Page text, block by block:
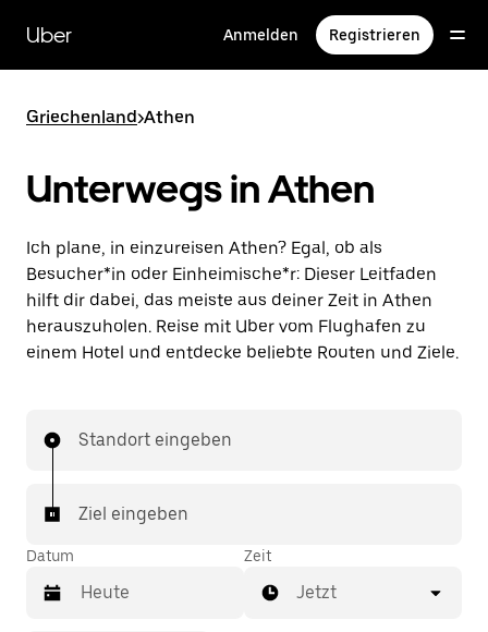
zum
Hauptinhalt
Uber Anmelden Registrieren
Griechenland>Athen
Unterwegs in Athen
Ich plane, in einzureisen Athen? Egal, ob als
Besucher*in oder Einheimische*r: Dieser Leitfaden
hilft dir dabei, das meiste aus deiner Zeit in Athen
herauszuholen. Reise mit Uber vom Flughafen zu
einem Hotel und entdecke beliebte Routen und Ziele.
Standort eingeben
Ziel eingeben
Datum Zeit
Jetzt